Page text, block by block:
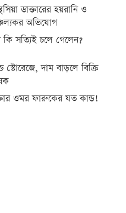
ডাক্তারের হয়রানি ও
অভিযোগ
সত্যিই চলে গেলেন?
দাম বাড়লে বিক্রি
ওমর ফারুকের যত কান্ড!